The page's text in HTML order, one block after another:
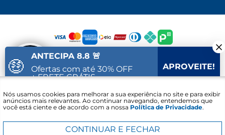
Comércio e Serviços LTDA Avenida Alcacibas Furtado - Canaã -
Viana/ES. CEP: 29135-008 Todos os direitos reservados.
Nós usamos cookies para melhorar a sua experiência no site e para exibir
anúncios mais relevantes. Ao continuar navegando, entendemos que
você está ciente e de acordo com a nossa Política de Privacidade.
CONTINUAR E FECHAR
Fale com um
especialista
🤑
ANTECIPA 8.8 🚨
Ofertas com até 30% OFF
+ FRETE GRÁTIS
APROVEITE!
Vai acabar em: 22 21 20